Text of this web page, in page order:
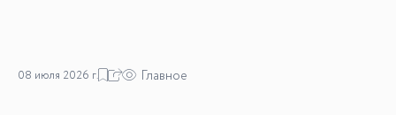
08 июля 2026 г. Главное